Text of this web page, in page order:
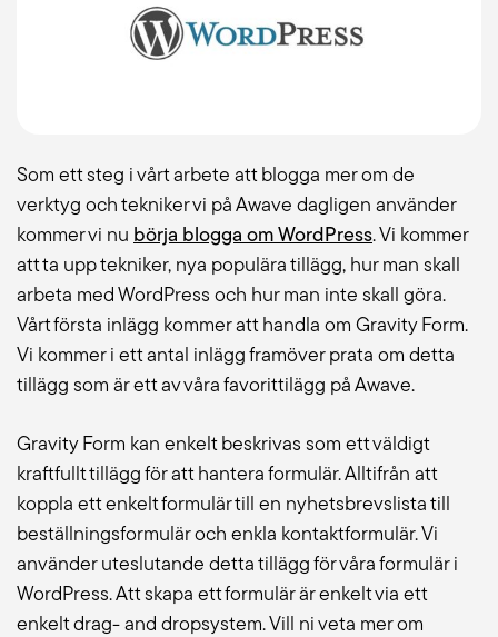
Kunskap & Inspiration
Jobba hos oss
Lediga jobb
Om oss
Kollektivavtal
English
Som ett steg i vårt arbete att blogga mer om de
verktyg och tekniker vi på Awave dagligen använder
kommer vi nu börja blogga om WordPress. Vi kommer
att ta upp tekniker, nya populära tillägg, hur man skall
arbeta med WordPress och hur man inte skall göra.
Vårt första inlägg kommer att handla om Gravity Form.
Vi kommer i ett antal inlägg framöver prata om detta
tillägg som är ett av våra favorittilägg på Awave.
Gravity Form kan enkelt beskrivas som ett väldigt
kraftfullt tillägg för att hantera formulär. Alltifrån att
koppla ett enkelt formulär till en nyhetsbrevslista till
beställningsformulär och enkla kontaktformulär. Vi
använder uteslutande detta tillägg för våra formulär i
WordPress. Att skapa ett formulär är enkelt via ett
enkelt drag- and dropsystem. Vill ni veta mer om